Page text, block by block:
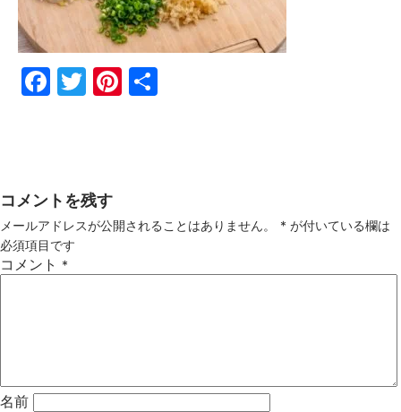
Fac
Twi
Pin
コメントを残す
メールアドレスが公開されることはありません。 * が付いている欄は
必須項目です
コメント *
名前